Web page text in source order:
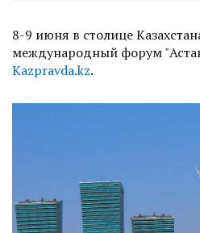
8-9 июня в столице
международный форум
Кazpravda.kz.